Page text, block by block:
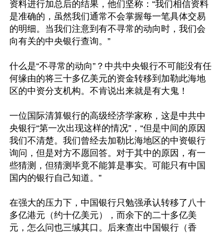
资料进行加总后的结果，他们坚称：“我们相信资料
是准确的，虽然我们通常不会掌握每一笔具体交易
的明细。当我们注意到有不寻常的动向时，我们会
向有关的中央银行查询。”
什么是“不寻常的动向”？中共中央银行不可能没有任
何缘由的将三十多亿美元的资金转移到加勒此海地
区的中资分支机构。不肯说出来就是有大鬼！
一位国际清算银行的高级经济学家称，这是中共中
央银行“第一次出现这样的情况”，“但是中间的原因
我们不清楚。我们曾经去加勒比海地区的中资银行
询问，但是对方不愿回答。对于其中的原因，有一
些猜测，但猜测毕竟不能算是事实。可能只有中国
国内的银行自己知道。”
在强大的压力下，中国银行只勉强承认转移了八十
多亿港元（约十亿美元），而余下的二十多亿美
元，怎么问也三缄其口。后来查出中国银行（香